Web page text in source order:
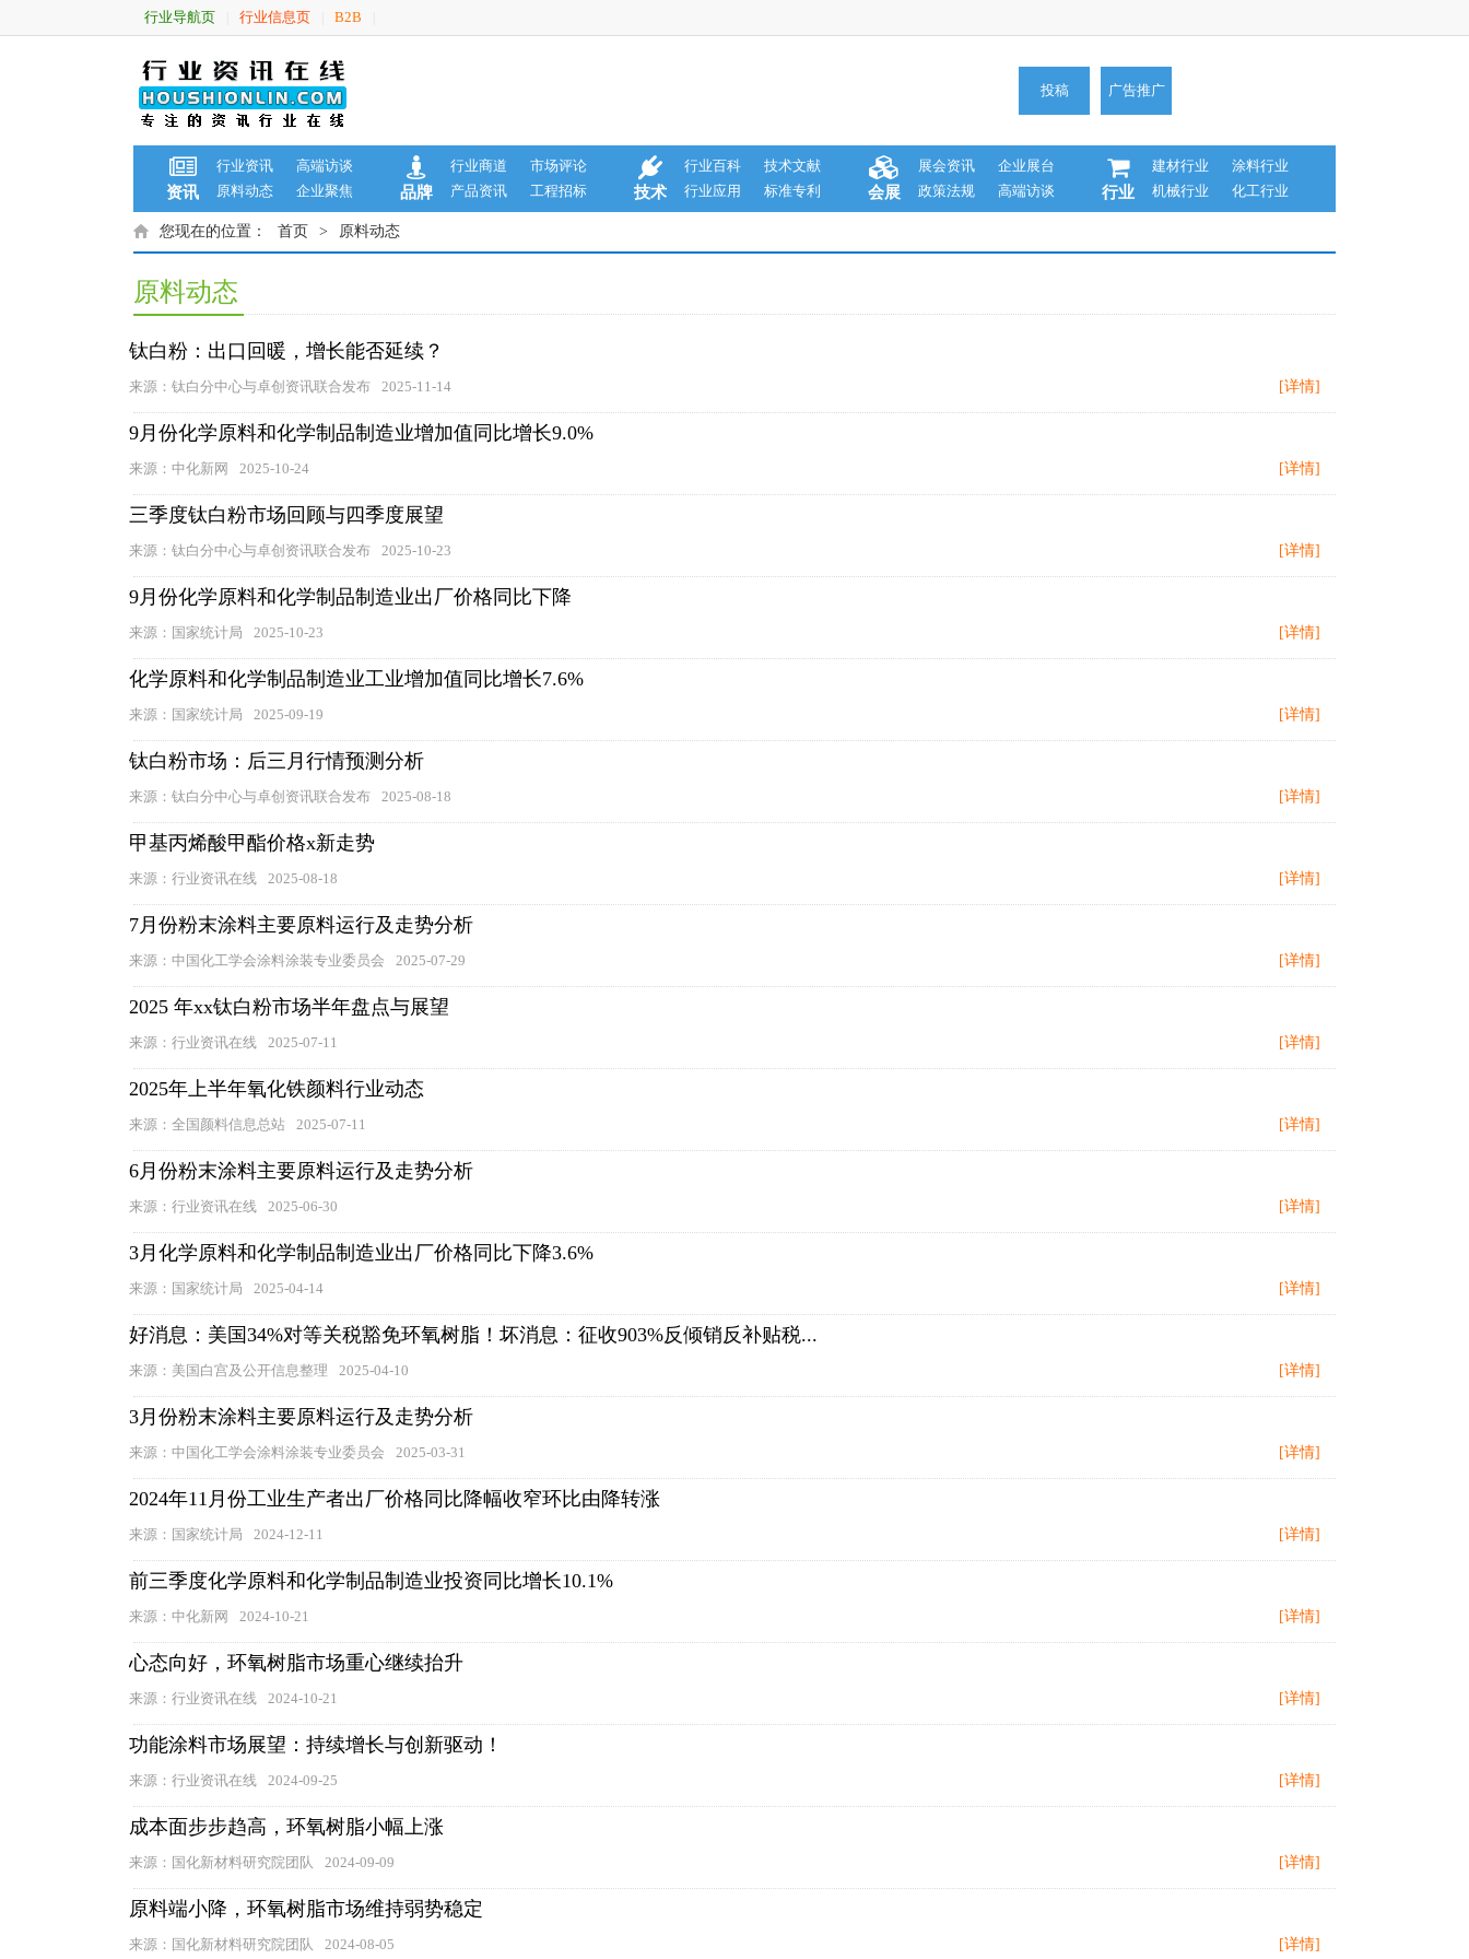
行业导航页 行业信息页 B2B
投稿 广告推广
资讯
行业资讯
高端访谈
原料动态
企业聚焦 品牌
行业商道
市场评论
产品资讯
工程招标 技术
行业百科
技术文献
行业应用
标准专利 会展
展会资讯
企业展台
政策法规
高端访谈 行业
建材行业
涂料行业
机械行业
化工行业
您现在的位置： 首页 > 原料动态
原料动态
钛白粉：出口回暖，增长能否延续？
来源：钛白分中心与卓创资讯联合发布 2025-11-14 [详情]
9月份化学原料和化学制品制造业增加值同比增长9.0%
来源：中化新网 2025-10-24 [详情]
三季度钛白粉市场回顾与四季度展望
来源：钛白分中心与卓创资讯联合发布 2025-10-23 [详情]
9月份化学原料和化学制品制造业出厂价格同比下降
来源：国家统计局 2025-10-23 [详情]
化学原料和化学制品制造业工业增加值同比增长7.6%
来源：国家统计局 2025-09-19 [详情]
钛白粉市场：后三月行情预测分析
来源：钛白分中心与卓创资讯联合发布 2025-08-18 [详情]
甲基丙烯酸甲酯价格x新走势
来源：行业资讯在线 2025-08-18 [详情]
7月份粉末涂料主要原料运行及走势分析
来源：中国化工学会涂料涂装专业委员会 2025-07-29 [详情]
2025 年xx钛白粉市场半年盘点与展望
来源：行业资讯在线 2025-07-11 [详情]
2025年上半年氧化铁颜料行业动态
来源：全国颜料信息总站 2025-07-11 [详情]
6月份粉末涂料主要原料运行及走势分析
来源：行业资讯在线 2025-06-30 [详情]
3月化学原料和化学制品制造业出厂价格同比下降3.6%
来源：国家统计局 2025-04-14 [详情]
好消息：美国34%对等关税豁免环氧树脂！坏消息：征收903%反倾销反补贴税...
来源：美国白宫及公开信息整理 2025-04-10 [详情]
3月份粉末涂料主要原料运行及走势分析
来源：中国化工学会涂料涂装专业委员会 2025-03-31 [详情]
2024年11月份工业生产者出厂价格同比降幅收窄环比由降转涨
来源：国家统计局 2024-12-11 [详情]
前三季度化学原料和化学制品制造业投资同比增长10.1%
来源：中化新网 2024-10-21 [详情]
心态向好，环氧树脂市场重心继续抬升
来源：行业资讯在线 2024-10-21 [详情]
功能涂料市场展望：持续增长与创新驱动！
来源：行业资讯在线 2024-09-25 [详情]
成本面步步趋高，环氧树脂小幅上涨
来源：国化新材料研究院团队 2024-09-09 [详情]
原料端小降，环氧树脂市场维持弱势稳定
来源：国化新材料研究院团队 2024-08-05 [详情]